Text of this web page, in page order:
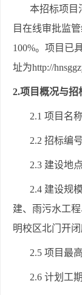
本招标项目
目在线审批监
100%。项目已
址为http://
2.项目概况与招
2.1 项目名
2.2 招标编号
2.3 建设地
2.4 建设规
建、雨污水工
明校区北门开
2.5 项目最
2.6 计划工